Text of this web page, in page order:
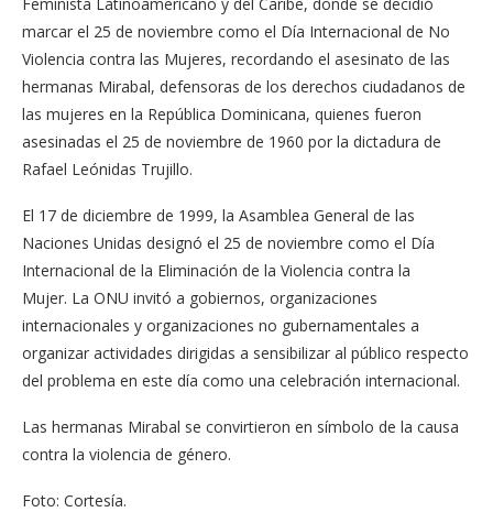
marcar el 25 de noviembre como el Día Internacional de No
Violencia contra las Mujeres, recordando el asesinato de las
hermanas Mirabal, defensoras de los derechos ciudadanos de
las mujeres en la República Dominicana, quienes fueron
asesinadas el 25 de noviembre de 1960 por la dictadura de
Rafael Leónidas Trujillo.
El 17 de diciembre de 1999, la Asamblea General de las
Naciones Unidas designó el 25 de noviembre como el Día
Internacional de la Eliminación de la Violencia contra la
Mujer. La ONU invitó a gobiernos, organizaciones
internacionales y organizaciones no gubernamentales a
organizar actividades dirigidas a sensibilizar al público respecto
del problema en este día como una celebración internacional.
Las hermanas Mirabal se convirtieron en símbolo de la causa
contra la violencia de género.
Foto: Cortesía.